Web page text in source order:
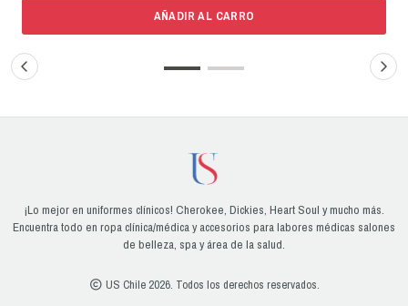
AÑADIR AL CARRO
¡Lo mejor en uniformes clínicos! Cherokee, Dickies, Heart Soul y mucho más.
Encuentra todo en ropa clínica/médica y accesorios para labores médicas salones
de belleza, spa y área de la salud.
US Chile 2026. Todos los derechos reservados.